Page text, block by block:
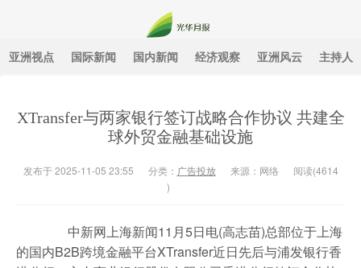
光华月报
亚洲视点 国际新闻 国内新闻 经济观察 亚洲风云 主持人
XTransfer与两家银行签订战略合作协议 共建全
球外贸金融基础设施
发布于 2025-11-05 23:55 分类： 广告投放 来源：网络 阅读(4614
)
中新网上海新闻11月5日电(高志苗)总部位于上海
的国内B2B跨境金融平台XTransfer近日先后与浦发银行香